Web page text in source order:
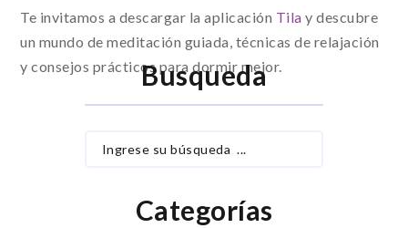
Te invitamos a descargar la aplicación Tilay descubre
un mundo de meditación guiada, técnicas de relajación
y consejos prácticos para dormir mejor.
Busqueda
Categorías